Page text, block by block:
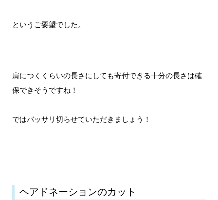
というご要望でした。
肩につくくらいの長さにしても寄付できる十分の長さは確
保できそうですね！
ではバッサリ切らせていただきましょう！
ヘアドネーションのカット